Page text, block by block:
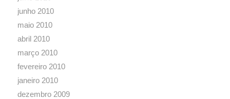
junho 2010
maio 2010
abril 2010
março 2010
fevereiro 2010
janeiro 2010
dezembro 2009